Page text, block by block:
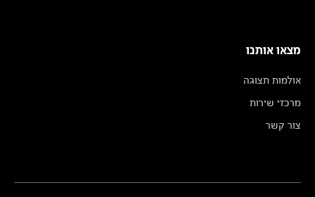
מצאו אותנו
אולמות תצוגה
מרכזי שירות
צור קשר